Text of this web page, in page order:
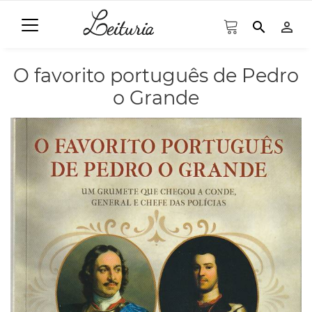
search person_outline
O favorito português de Pedro
o Grande